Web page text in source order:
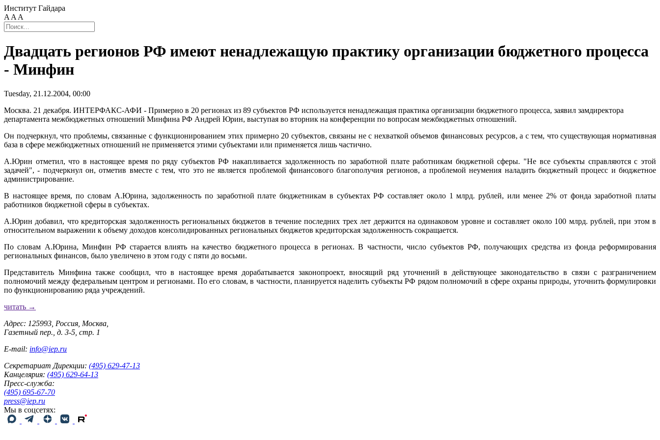
Институт Гайдара
A A A
Двадцать регионов РФ имеют ненадлежащую практику организации бюджетного процесса
- Минфин
Tuesday, 21.12.2004, 00:00
Москва. 21 декабря. ИНТЕРФАКС-АФИ - Примерно в 20 регионах из 89 субъектов РФ используется ненадлежащая практика организации бюджетного процесса, заявил замдиректора
департамента межбюджетных отношений Минфина РФ Андрей Юрин, выступая во вторник на конференции по вопросам межбюджетных отношений.
Он подчеркнул, что проблемы, связанные с функционированием этих примерно 20 субъектов, связаны не с нехваткой объемов финансовых ресурсов, а с тем, что существующая нормативная
база в сфере межбюджетных отношений не применяется этими субъектами или применяется лишь частично.
А.Юрин отметил, что в настоящее время по ряду субъектов РФ накапливается задолженность по заработной плате работникам бюджетной сферы. "Не все субъекты справляются с этой
задачей", - подчеркнул он, отметив вместе с тем, что это не является проблемой финансового благополучия регионов, а проблемой неумения наладить бюджетный процесс и бюджетное
администрирование.
В настоящее время, по словам А.Юрина, задолженность по заработной плате бюджетникам в субъектах РФ составляет около 1 млрд. рублей, или менее 2% от фонда заработной платы
работников бюджетной сферы в субъектах.
А.Юрин добавил, что кредиторская задолженность региональных бюджетов в течение последних трех лет держится на одинаковом уровне и составляет около 100 млрд. рублей, при этом в
относительном выражении к объему доходов консолидированных региональных бюджетов кредиторская задолженность сокращается.
По словам А.Юрина, Минфин РФ старается влиять на качество бюджетного процесса в регионах. В частности, число субъектов РФ, получающих средства из фонда реформирования
региональных финансов, было увеличено в этом году с пяти до восьми.
Представитель Минфина также сообщил, что в настоящее время дорабатывается законопроект, вносящий ряд уточнений в действующее законодательство в связи с разграничением
полномочий между федеральным центром и регионами. По его словам, в частности, планируется наделить субъекты РФ рядом полномочий в сфере охраны природы, уточнить формулировки
по функционированию ряда учреждений.
читать →
Адрес: 125993, Россия, Москва,
Газетный пер., д. 3-5, стр. 1
E-mail: info@iep.ru
Секретариат Дирекции: (495) 629-47-13
Канцелярия: (495) 629-64-13
Пресс-служба:
(495) 695-67-70
press@iep.ru
Мы в соцсетях: